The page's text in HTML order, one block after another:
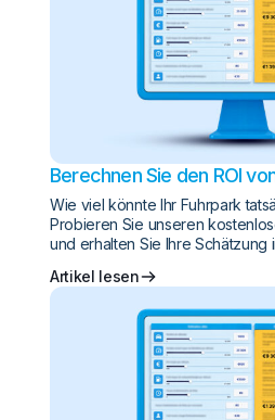
Berechnen Sie den ROI
Fuhrpark
Wie viel könnte Ihr Fuhrpark
Probieren Sie unseren
und erhalten Sie Ihre Schätzung
Artikel lesen